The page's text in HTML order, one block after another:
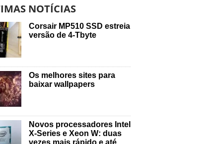
NOTÍCIAS
Corsair MP510 SSD estreia
versão de 4-Tbyte
Os melhores sites para
baixar wallpapers
Novos processadores Intel
X-Series e Xeon W: duas
vezes mais rápido e até